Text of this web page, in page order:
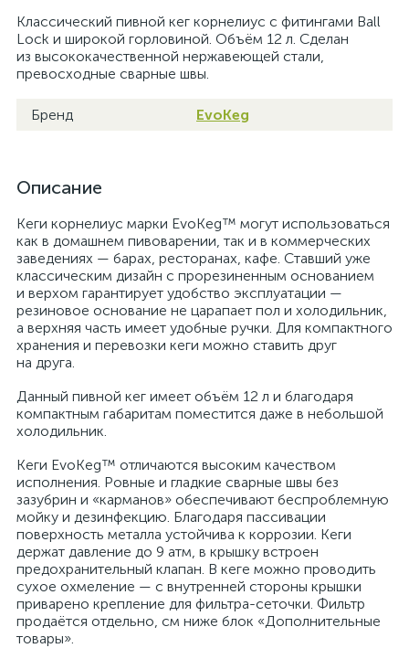
Классический пивной кег корнелиус с фитингами Ball
Lock и широкой горловиной. Объём 12 л. Сделан
из высококачественной нержавеющей стали,
превосходные сварные швы.
Бренд EvoKeg
Описание
Кеги корнелиус марки EvoKeg™ могут использоваться
как в домашнем пивоварении, так и в коммерческих
заведениях — барах, ресторанах, кафе. Ставший уже
классическим дизайн с прорезиненным основанием
и верхом гарантирует удобство эксплуатации —
резиновое основание не царапает пол и холодильник,
а верхняя часть имеет удобные ручки. Для компактного
хранения и перевозки кеги можно ставить друг
на друга.
Данный пивной кег имеет объём 12 л и благодаря
компактным габаритам поместится даже в небольшой
холодильник.
Кеги EvoKeg™ отличаются высоким качеством
исполнения. Ровные и гладкие сварные швы без
зазубрин и «карманов» обеспечивают беспроблемную
мойку и дезинфекцию. Благодаря пассивации
поверхность металла устойчива к коррозии. Кеги
держат давление до 9 атм, в крышку встроен
предохранительный клапан. В кеге можно проводить
сухое охмеление — с внутренней стороны крышки
приварено крепление для фильтра-сеточки. Фильтр
продаётся отдельно, см ниже блок «Дополнительные
товары».